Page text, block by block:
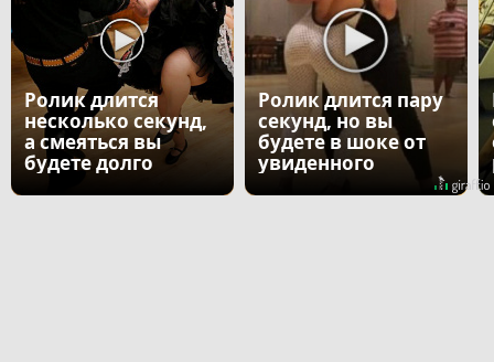
Ролик длится
несколько секунд,
а смеяться вы
будете долго
Ролик длится пару
секунд, но вы
будете в шоке от
увиденного